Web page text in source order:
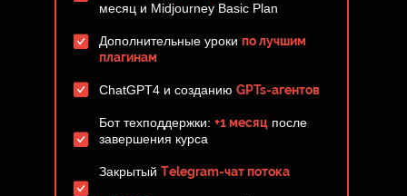
месяц и Midjourney Basic Plan
Дополнительные уроки по лучшим
плагинам
ChatGPT4 и созданию GPTs-агентов
Бот техподдержки: +1 месяц после
завершения курса
Закрытый Тelegram-чат потока